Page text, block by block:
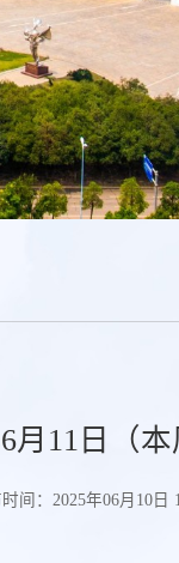
月11日（
间：2025年06月10日